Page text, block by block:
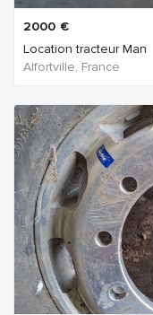
2000 €
Location tracteur Man
Alfortville, France